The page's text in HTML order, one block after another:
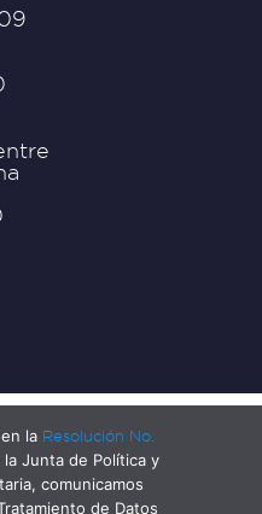
la Resolución No.
Junta de Política y
comunicamos
de Datos